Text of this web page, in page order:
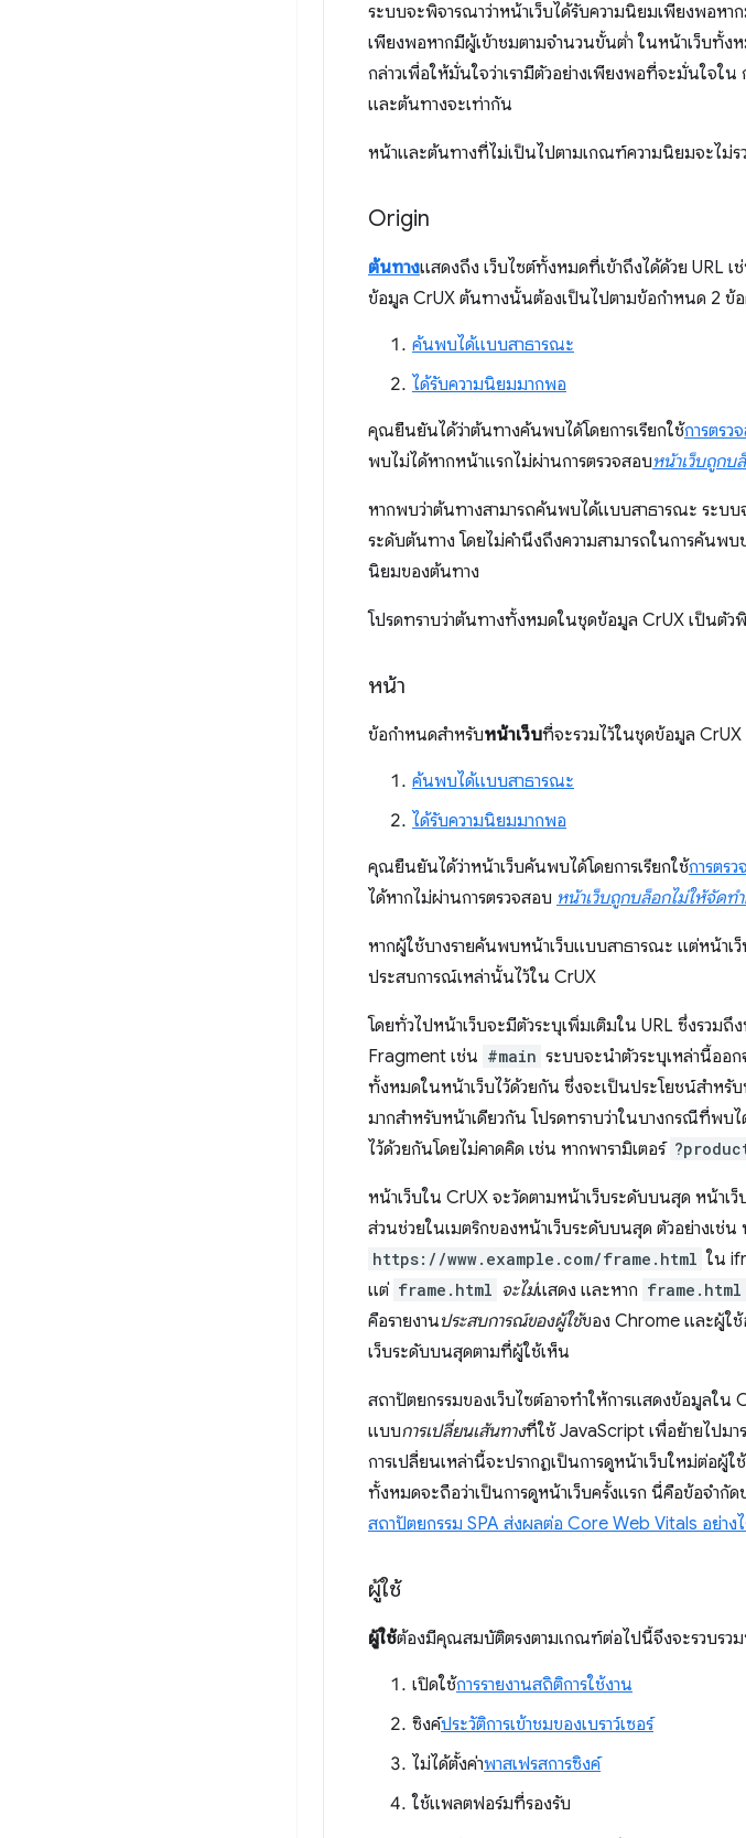
ระบบจะพิจารณาว่าหน้าเว็บได้รับความนิยมเพียงพอห
เพียงพอหากมีผู้เข้าชมตามจำนวนขั้นต่ำ ในหน้าเว็บทั้
กล่าวเพื่อให้มั่นใจว่าเรามีตัวอย่างเพียงพอที่จะมั่นใจใ
และต้นทางจะเท่ากัน
หน้าและต้นทางที่ไม่เป็นไปตามเกณฑ์ความนิยมจะไม่
Origin
ต้นทางแสดงถึง เว็บไซต์ทั้งหมดที่เข้าถึงได้ด้วย URL เ
ข้อมูล CrUX ต้นทางนั้นต้องเป็นไปตามข้อกำหนด 2 ข้
ค้นพบได้แบบสาธารณะ
ได้รับความนิยมมากพอ
คุณยืนยันได้ว่าต้นทางค้นพบได้โดยการเรียกใช้การตร
พบไม่ได้หากหน้าแรกไม่ผ่านการตรวจสอบหน้าเว็บถูกบ
หากพบว่าต้นทางสามารถค้นพบได้แบบสาธารณะ ระ
ระดับต้นทาง โดยไม่คำนึงถึงความสามารถในการค้น
นิยมของต้นทาง
โปรดทราบว่าต้นทางทั้งหมดในชุดข้อมูล CrUX เป็นตัว
หน้า
ข้อกำหนดสำหรับหน้าเว็บที่จะรวมไว้ในชุดข้อมูล
ค้นพบได้แบบสาธารณะ
ได้รับความนิยมมากพอ
คุณยืนยันได้ว่าหน้าเว็บค้นพบได้โดยการเรียกใช้การตร
ได้หากไม่ผ่านการตรวจสอบ หน้าเว็บถูกบล็อกไม่ให้จัดท
หากผู้ใช้บางรายค้นพบหน้าเว็บแบบสาธารณะ แต่หน้าเ
ประสบการณ์เหล่านั้นไว้ใน CrUX
โดยทั่วไปหน้าเว็บจะมีตัวระบุเพิ่มเติมใน URL ซึ่งรวมถึ
Fragment เช่น #main ระบบจะนำตัวระบุเหล่านี้ออ
ทั้งหมดในหน้าเว็บไว้ด้วยกัน ซึ่งจะเป็นประโยชน์สำห
มากสำหรับหน้าเดียวกัน โปรดทราบว่าในบางกรณีที่พบ
ไว้ด้วยกันโดยไม่คาดคิด เช่น หากพารามิเตอร์
หน้าเว็บใน CrUX จะวัดตามหน้าเว็บระดับบนสุด หน้าเ
ส่วนช่วยในเมตริกของหน้าเว็บระดับบนสุด ตัวอย่างเช่น
https://www.example.com/frame.html ใน
แต่ frame.html จะไม่แสดง และหาก frame.html
คือรายงานประสบการณ์ของผู้ใช้ของ Chrome และผู้ใ
เว็บระดับบนสุดตามที่ผู้ใช้เห็น
สถาปัตยกรรมของเว็บไซต์อาจทำให้การแสดงข้อมูลใน
แบบการเปลี่ยนเส้นทางที่ใช้ JavaScript เพื่อย้ายไปมา
การเปลี่ยนเหล่านี้จะปรากฏเป็นการดูหน้าเว็บใหม่ต่อ
ทั้งหมดจะถือว่าเป็นการดูหน้าเว็บครั้งแรก นี่คือข้อจำกั
สถาปัตยกรรม SPA ส่งผลต่อ Core Web Vitals อย่าง
ผู้ใช้
ผู้ใช้ต้องมีคุณสมบัติตรงตามเกณฑ์ต่อไปนี้จึงจะรวบรว
เปิดใช้การรายงานสถิติการใช้งาน
ซิงค์ประวัติการเข้าชมของเบราว์เซอร์
ไม่ได้ตั้งค่าพาสเฟรสการซิงค์
ใช้แพลตฟอร์มที่รองรับ